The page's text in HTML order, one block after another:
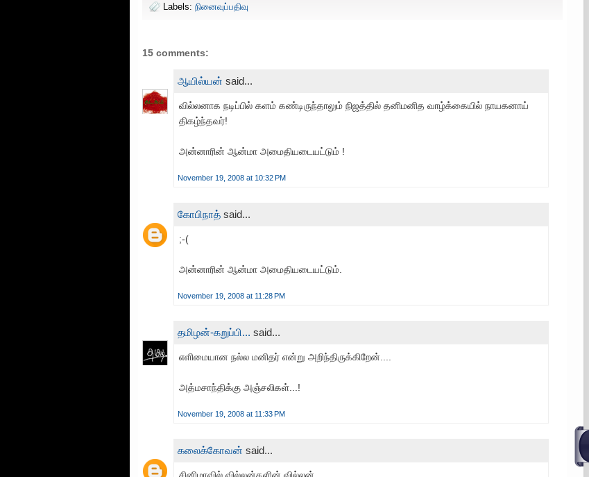
Labels: நினைவுப்பதிவு
15 comments:
ஆயில்யன் said...
வில்லனாக நடிப்பில் களம் கண்டிருந்தாலும் நிஜத்தில் தனிமனித வாழ்க்கையில் நாயகனாய்
திகழ்ந்தவர்!
அன்னாரின் ஆன்மா அமைதியடையட்டும் !
November 19, 2008 at 10:32 PM
கோபிநாத் said...
;-(
அன்னாரின் ஆன்மா அமைதியடையட்டும்.
November 19, 2008 at 11:28 PM
தமிழன்-கறுப்பி... said...
எளிமையான நல்ல மனிதர் என்று அறிந்திருக்கிறேன்....
அத்மசாந்திக்கு அஞ்சலிகள்...!
November 19, 2008 at 11:33 PM
கலைக்கோவன் said...
சினிமாவில் வில்லன்களின் வில்லன்